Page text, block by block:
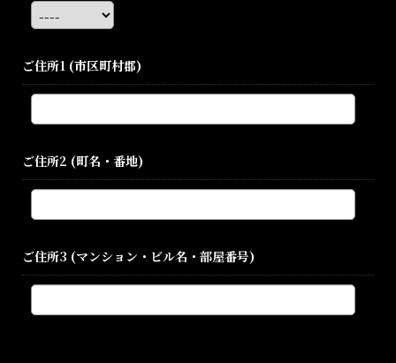
ご住所1 (市区町村郡)
ご住所2 (町名・番地)
ご住所3 (マンション・ビル名・部屋番号)